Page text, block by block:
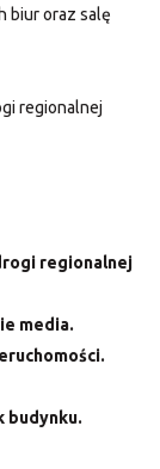
biur oraz salę
regionalnej
regionalnej
media.
budynku.